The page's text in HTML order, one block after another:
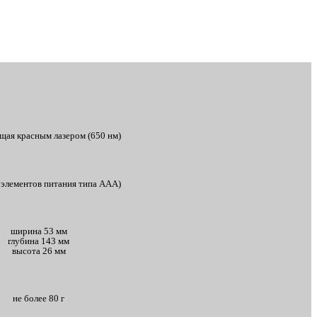
красным лазером (650 нм)
питания типа AAA)
ширина 53 мм
глубина 143 мм
высота 26 мм
не более 80 г